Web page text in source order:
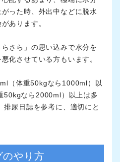
った時、外出中などに脱水
あります。
さら」の思い込みで水分を
化させている方もいます。
（体重50kgなら1000ml）以
50kgなら2000ml）以上は多
排尿日誌を参考に、適切にと
のやり方